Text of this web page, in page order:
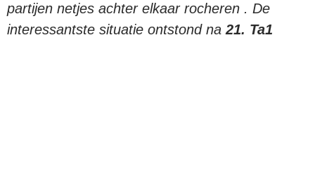
partijen netjes achter elkaar rocheren . De
interessantste situatie ontstond na 21. Ta1